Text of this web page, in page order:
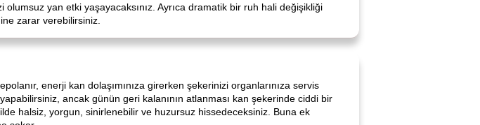
olumsuz yan etki yaşayacaksınız. Ayrıca dramatik bir ruh hali değişikliği
zarar verebilirsiniz.
enerji kan dolaşımınıza girerken şekerinizi organlarınıza servis
ancak günün geri kalanının atlanması kan şekerinde ciddi bir
halsiz, yorgun, sinirlenebilir ve huzursuz hissedeceksiniz. Buna ek